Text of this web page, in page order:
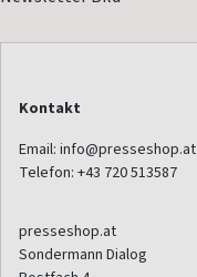
Kontakt
Email: info@presseshop.at
Telefon: +43 720 513587
presseshop.at
Sondermann Dialog